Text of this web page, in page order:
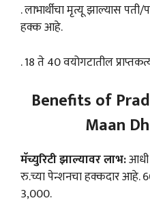
. लाभार्थीचा मृत्यू झाल्यास
हक्क आहे.
. 18 ते 40 वयोगटातील
Benefits of
Maan
मॅच्युरिटी झाल्यावर लाभ:आधी
रु.च्या पेन्शनचा हक्कदार आहे.
3,000.